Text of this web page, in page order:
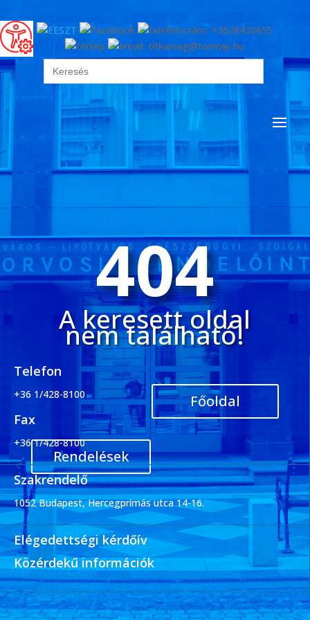
Search
for:
404
A keresett oldal
nem található!
Főoldal
Rendelések
Telefon
+36 1/428-8100
Fax
+36 1/428-8100
Szakrendelő
1052 Budapest, Hercegprímás utca 14-16.
Elégedettségi kérdőív
Közérdekű információk